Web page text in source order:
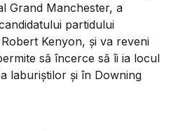
Grand Manchester, a
partidului
Kenyon, și va reveni
să încerce să îi ia locul
laburiștilor și în Downing